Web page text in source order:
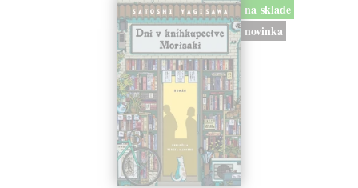
na sklade
novinka